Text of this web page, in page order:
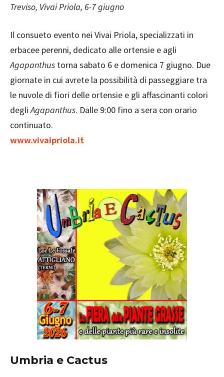
Treviso, Vivai Priola, 6-7 giugno
Il consueto evento nei Vivai Priola, specializzati in
erbacee perenni, dedicato alle ortensie e agli
Agapanthus torna sabato 6 e domenica 7 giugno. Due
giornate in cui avrete la possibilità di passeggiare tra
le nuvole di fiori delle ortensie e gli affascinanti colori
degliAgapanthus. Dalle 9:00 fino a sera con orario
continuato.
www.vivaipriola.it
Umbria e Cactus